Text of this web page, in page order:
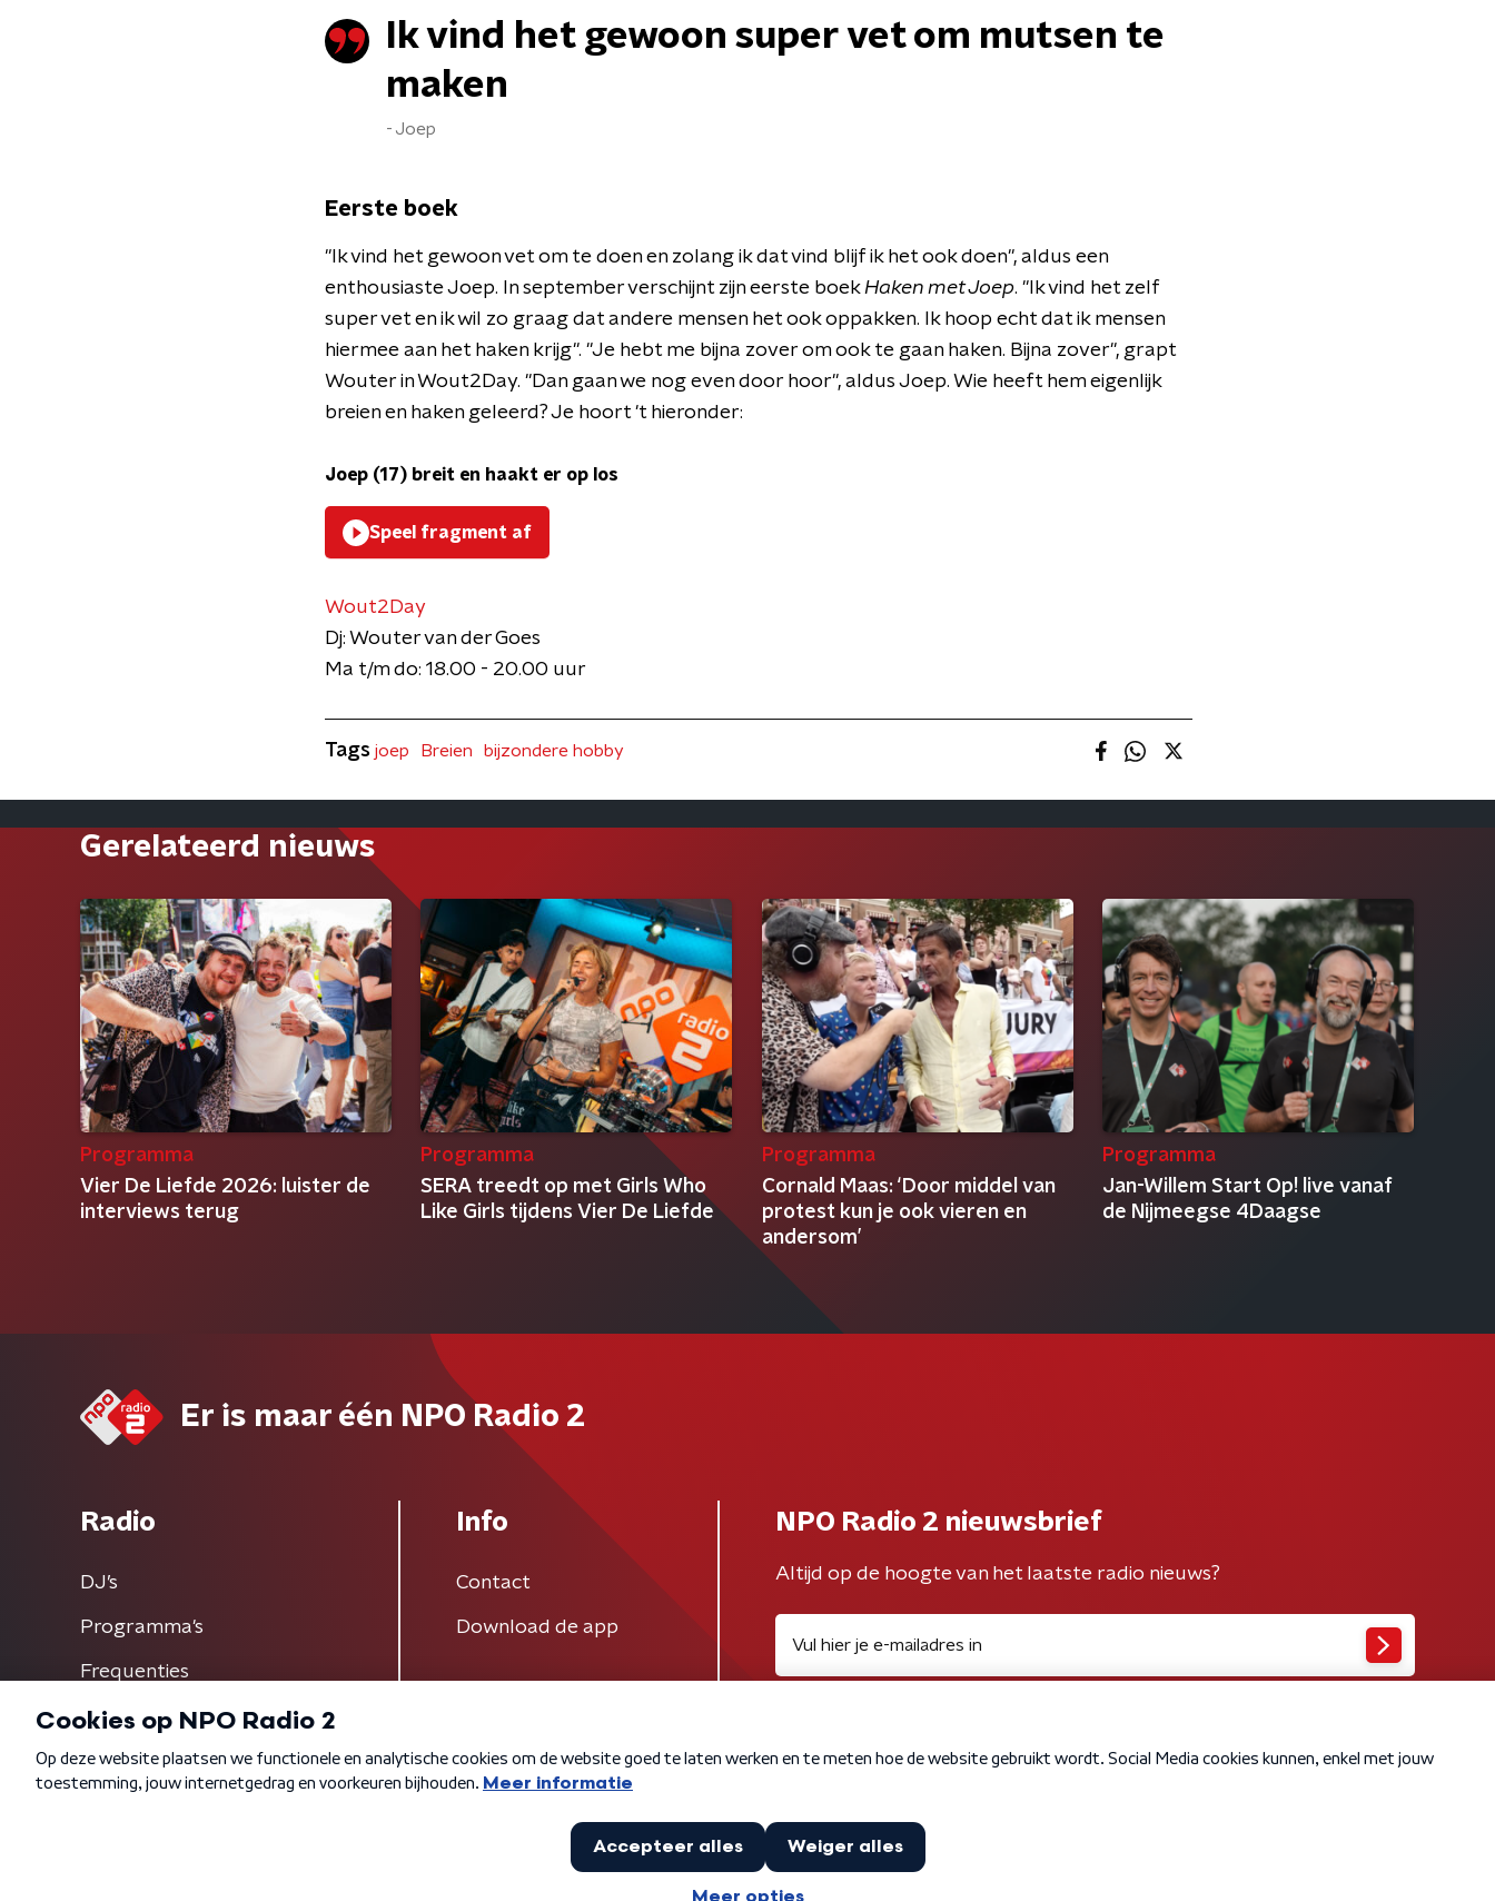
Ik vind het gewoon super vet om mutsen te
maken
Joep
Eerste boek
​"Ik vind het gewoon vet om te doen en zolang ik dat vind blijf ik het ook doen", aldus een
enthousiaste Joep. In september verschijnt zijn eerste boekHaken met Joep. "Ik vind het zelf
super vet en ik wil zo graag dat andere mensen het ook oppakken. Ik hoop echt dat ik mensen
hiermee aan het haken krijg". "Je hebt me bijna zover om ook te gaan haken. Bijna zover", grapt
Wouter in Wout2Day. "Dan gaan we nog even door hoor", aldus Joep. Wie heeft hem eigenlijk
breien en haken geleerd? Je hoort 't hieronder:
Joep (17) breit en haakt er op los
Speel fragment af
Wout2Day
Dj: Wouter van der Goes
Ma t/m do: 18.00 - 20.00 uur
Tags joep Breien bijzondere hobby
Gerelateerd nieuws
Programma
Vier De Liefde 2026: luister de
interviews terug
Programma
SERA treedt op met Girls Who
Like Girls tijdens Vier De Liefde
Programma
Cornald Maas: ‘Door middel van
protest kun je ook vieren en
andersom’
Programma
Jan-Willem Start Op! live vanaf
de Nijmeegse 4Daagse
Er is maar één NPO Radio 2
Radio
DJ’s
Programma's
Frequenties
Info
Contact
Download de app
NPO Radio 2 nieuwsbrief
Altijd op de hoogte van het laatste radio nieuws?
Algemene voorwaarden Privacybeleid